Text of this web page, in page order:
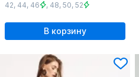
42, 44, 46 , 48, 50, 52
В корзину